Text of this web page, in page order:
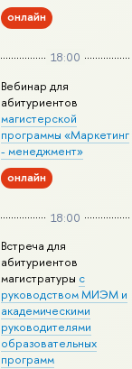
онлайн
18:00
Вебинар для
абитуриентов
магистерской
программы «Маркетинг
- менеджмент»
онлайн
18:00
Встреча для
абитуриентов
магистратуры с
руководством МИЭМ и
академическими
руководителями
образовательных
программ